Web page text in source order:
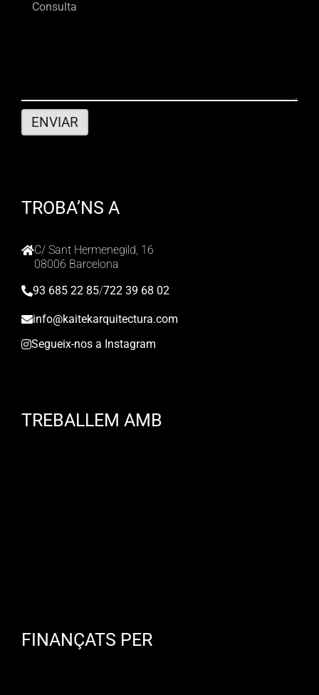
TROBA’NS A
C/ Sant Hermenegild, 16
08006 Barcelona
93 685 22 85/722 39 68 02
info@kaitekarquitectura.com
Segueix-nos a Instagram
TREBALLEM AMB
FINANÇATS PER